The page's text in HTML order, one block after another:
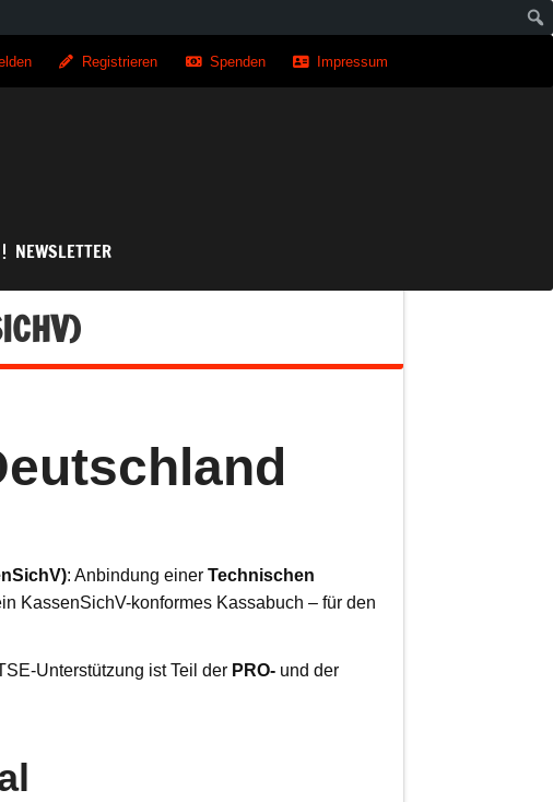
Registrieren Spenden Impressum
NEWSLETTER
: Anbindung einer Technischen
KassenSichV-konformes Kassabuch – für den
Unterstützung ist Teil der PRO- und der